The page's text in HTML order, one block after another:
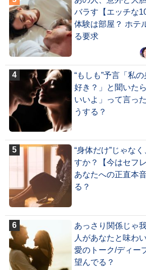
バラす【エッチな
体験は部屋？ ホテ
る要求
“もしも”予言「私
好き？」と聞いた
いいよ」って言っ
うする？
“身体だけ”じゃな
すか？【今はセフ
あなたへの正直本
る？
あっさり関係じゃ
人があなたと味わ
愛のトーク/ディー
望んでる？